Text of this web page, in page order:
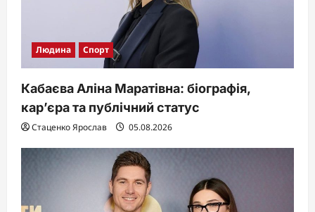
Людина Спорт
Кабаєва Аліна Маратівна: біографія,
кар’єра та публічний статус
Стаценко Ярослав 05.08.2026